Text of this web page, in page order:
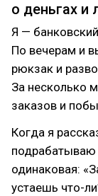
о деньгах и
Я —
По вечерам и
рюкзак и
За несколько
заказов и
Когда я
подрабатываю
одинаковая:
устаешь что-